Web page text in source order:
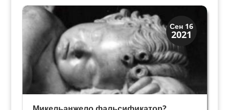
свои возможности. “Могу...
Сен 16
2021
Загадки прошлого
История